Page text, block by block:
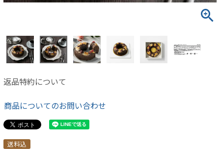
返品特約について
商品についてのお問い合わせ
送料込